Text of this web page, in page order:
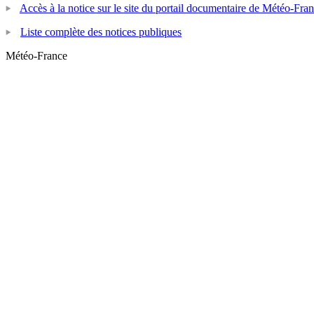
Accès à la notice sur le site du portail documentaire de Météo-
Liste complète des notices publiques
Météo-France